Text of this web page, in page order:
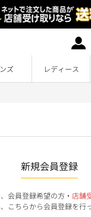
ズ レディース
新規会員登録
会員登録希望の方・ 店舗
こちらから会員登録を行